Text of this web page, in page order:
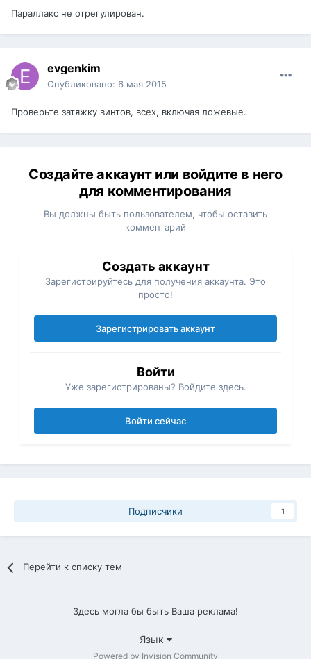
Параллакс не отрегулирован.
evgenkim
Опубликовано: 6 мая 2015
Проверьте затяжку винтов, всех, включая ложевые.
Создайте аккаунт или войдите в него
для комментирования
Вы должны быть пользователем, чтобы оставить
комментарий
Создать аккаунт
Зарегистрируйтесь для получения аккаунта. Это
просто!
Зарегистрировать аккаунт
Войти
Уже зарегистрированы? Войдите здесь.
Войти сейчас
Подписчики 1
Перейти к списку тем
Здесь могла бы быть Ваша реклама!
Язык
Powered by Invision Community